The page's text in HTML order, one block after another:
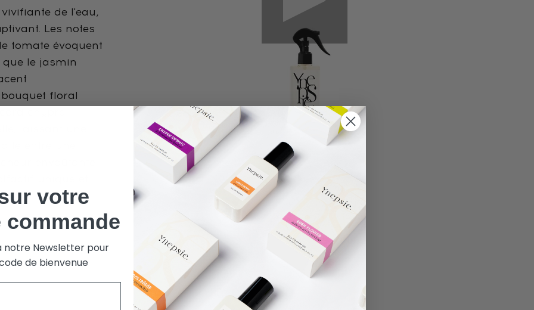
de l'eau,
Les notes
tomate évoquent
le jasmin
floral
votre
commande
notre Newsletter pour
de bienvenue